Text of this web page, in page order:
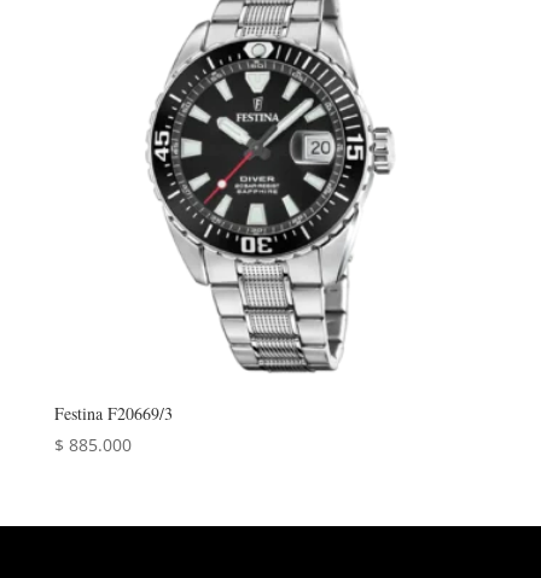
Festina F20669/3
$ 885.000